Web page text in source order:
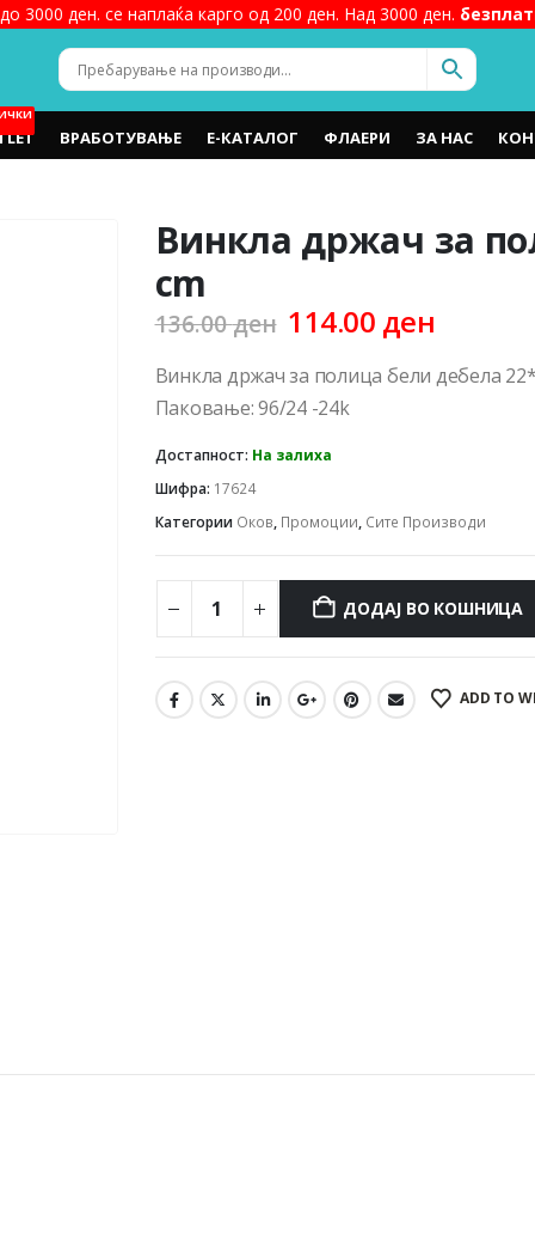
3000 ден. се наплаќа карго од 200 ден. Над 3000 ден.
ВРАБОТУВАЊЕ Е-КАТАЛОГ ФЛАЕРИ ЗА НАС
Винкла држач за
cm
136.00ден Original
was:
136.00 ден.
114.00 ден
is:
Винкла држач за полица бели дебела
Паковање: 96/24 -24k
Достапност: На залиха
Шифра: 17624
Категории Оков, Промоции, Сите Производи
ДОДАЈ ВО КОШНИЦА
ADD TO